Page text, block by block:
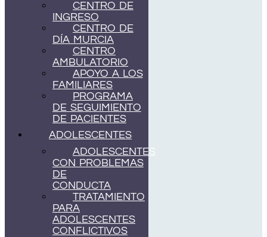
CENTRO DE
INGRESO
CENTRO DE
DÍA MURCIA
CENTRO
AMBULATORIO
APOYO A LOS
FAMILIARES
PROGRAMA
DE SEGUIMIENTO
DE PACIENTES
ADOLESCENTES
ADOLESCENTES
CON PROBLEMAS
DE
CONDUCTA
TRATAMIENTO
PARA
ADOLESCENTES
CONFLICTIVOS